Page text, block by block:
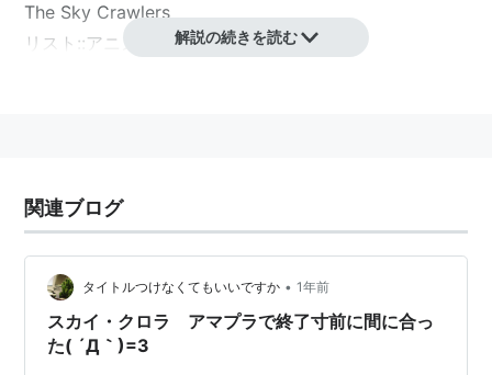
The Sky Crawlers
リスト::アニメ作品//タイトル/さ行
The Sky Crawlers
森博嗣の著作。
単行本
新書版
文庫版 ISBN:4122044286
解説の続きを読む
関連ブログ
タイトルつけなくてもいいですか • 1年前
スカイ・クロラ アマプラで終了寸前に間に合っ
た( ´Д｀)=3